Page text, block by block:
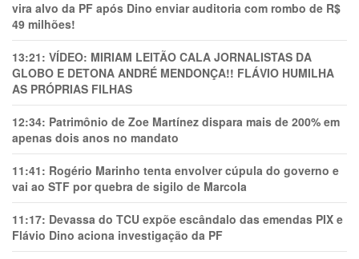
vira alvo da PF após Dino enviar auditoria com rombo de R$
49 milhões!
13:21: VÍDEO: MIRIAM LEITÃO CALA JORNALISTAS DA
GLOBO E DETONA ANDRÉ MENDONÇA!! FLÁVIO HUMILHA
AS PRÓPRIAS FILHAS
12:34: Patrimônio de Zoe Martínez dispara mais de 200% em
apenas dois anos no mandato
11:41: Rogério Marinho tenta envolver cúpula do governo e
vai ao STF por quebra de sigilo de Marcola
11:17: Devassa do TCU expõe escândalo das emendas PIX e
Flávio Dino aciona investigação da PF